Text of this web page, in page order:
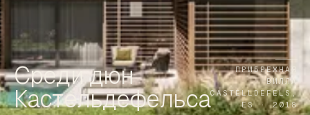
ARCHTREE
STUDIO
БАРСЕЛОНА
Среди дюн
Кастельдефельса
ПРИБРЕЖНАЯ
ВИЛЛА
CASTELLDEFELS,
ES · 2018